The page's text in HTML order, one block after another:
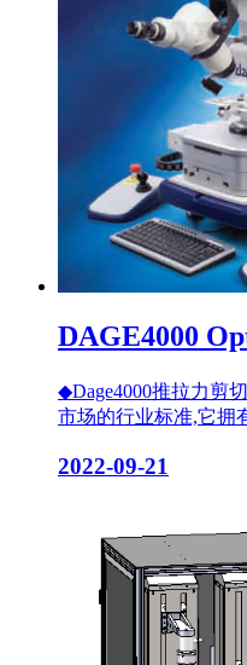
DAGE4000
◆Dage4000推拉力剪
市场的行业标准,它拥
2022-09-21